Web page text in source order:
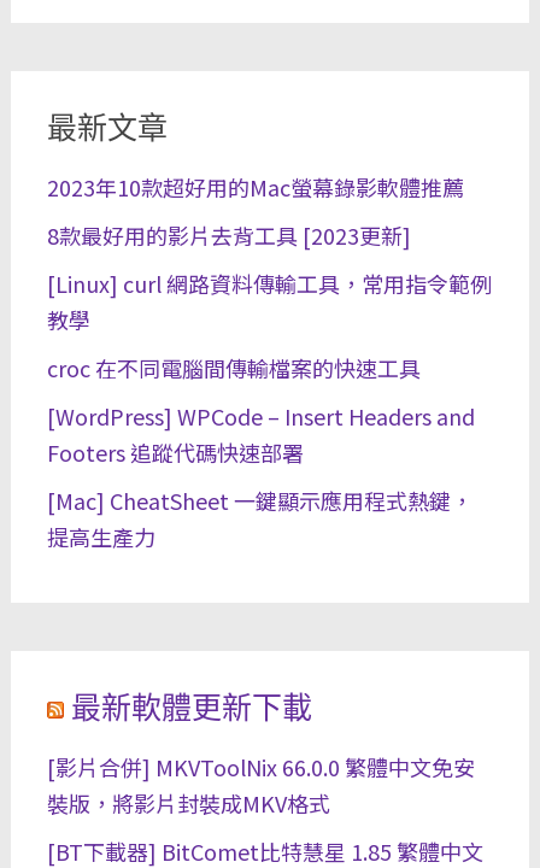
最新文章
2023年10款超好用的Mac螢幕錄影軟體推薦
8款最好用的影片去背工具 [2023更新]
[Linux] curl 網路資料傳輸工具，常用指令範例
教學
croc 在不同電腦間傳輸檔案的快速工具
[WordPress] WPCode – Insert Headers and
Footers 追蹤代碼快速部署
[Mac] CheatSheet 一鍵顯示應用程式熱鍵，
提高生產力
最新軟體更新下載
[影片合併] MKVToolNix 66.0.0 繁體中文免安
裝版，將影片封裝成MKV格式
[BT下載器] BitComet比特慧星 1.85 繁體中文